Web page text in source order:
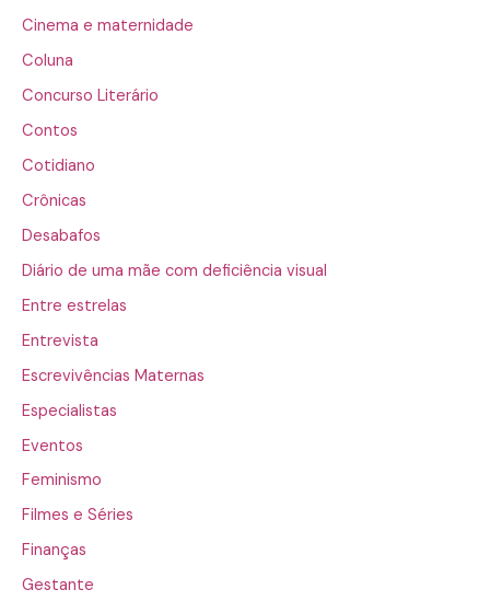
Cinema e maternidade
Coluna
Concurso Literário
Contos
Cotidiano
Crônicas
Desabafos
Diário de uma mãe com deficiência visual
Entre estrelas
Entrevista
Escrevivências Maternas
Especialistas
Eventos
Feminismo
Filmes e Séries
Finanças
Gestante